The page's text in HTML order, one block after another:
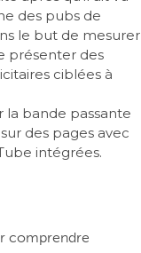
des pubs de
le but de mesurer
présenter des
ciblées à
la bande passante
des pages avec
intégrées.
comprendre